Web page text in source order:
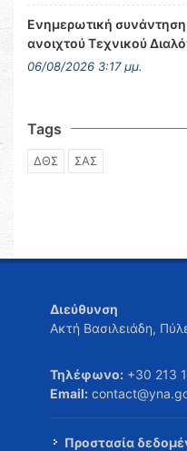
Ενημερωτική συνάντηση
ανοιχτού Τεχνικού
06/08/2026 3:17 μμ.
Tags
ΔΘΣ ΣΑΣ
Διεύθυνση
Ακτή Βασιλειάδη,
Τηλέφωνο: +30 213
Email:
Προστασία